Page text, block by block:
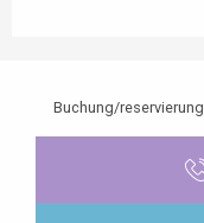
Buchung/reservierung